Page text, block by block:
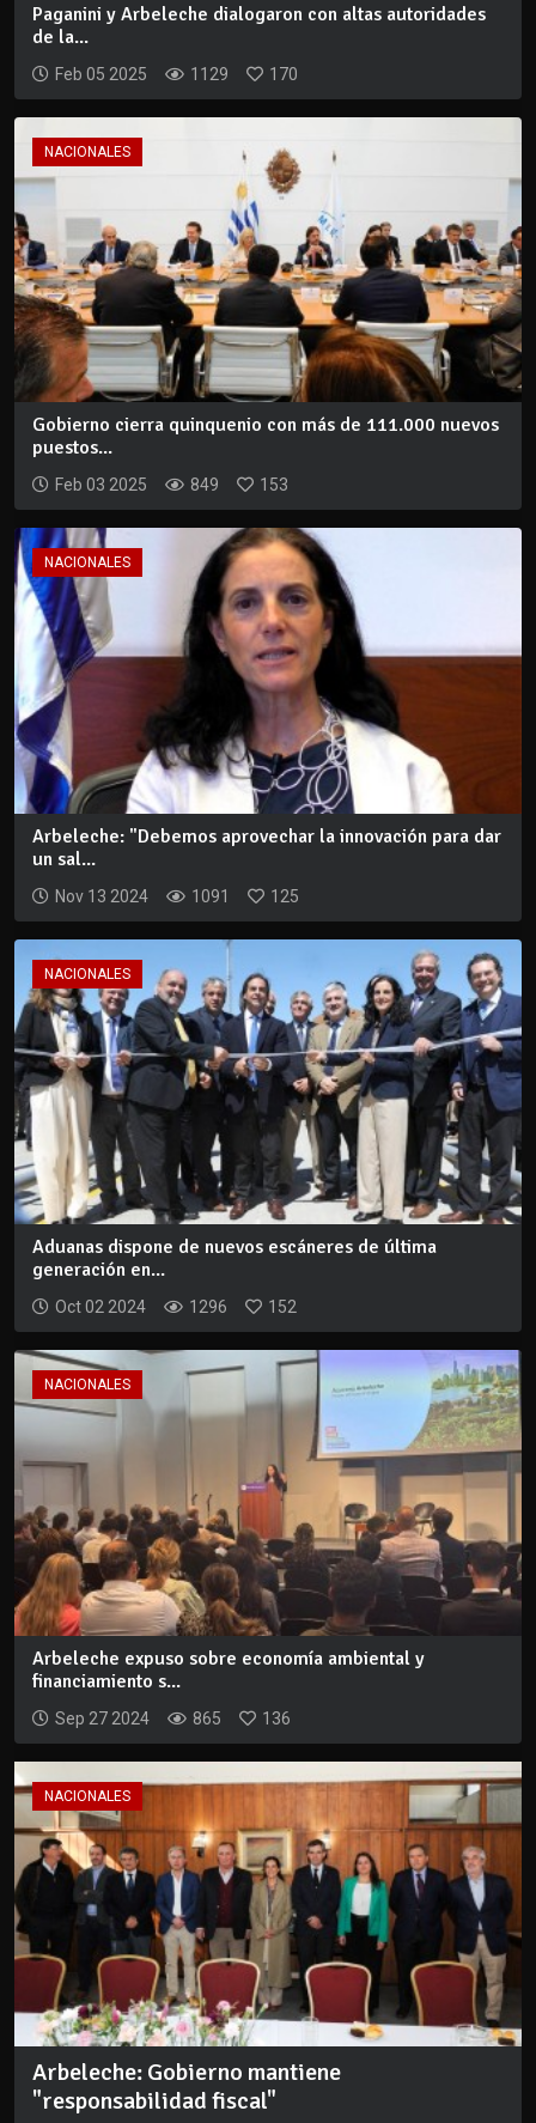
Paganini y Arbeleche dialogaron con altas autoridades
de la...
Feb 05 2025 1129 170
NACIONALES
Gobierno cierra quinquenio con más de 111.000 nuevos
puestos...
Feb 03 2025 849 153
NACIONALES
Arbeleche: "Debemos aprovechar la innovación para dar
un sal...
Nov 13 2024 1091 125
NACIONALES
Aduanas dispone de nuevos escáneres de última
generación en...
Oct 02 2024 1296 152
NACIONALES
Arbeleche expuso sobre economía ambiental y
financiamiento s...
Sep 27 2024 865 136
NACIONALES
Arbeleche: Gobierno mantiene
"responsabilidad fiscal"